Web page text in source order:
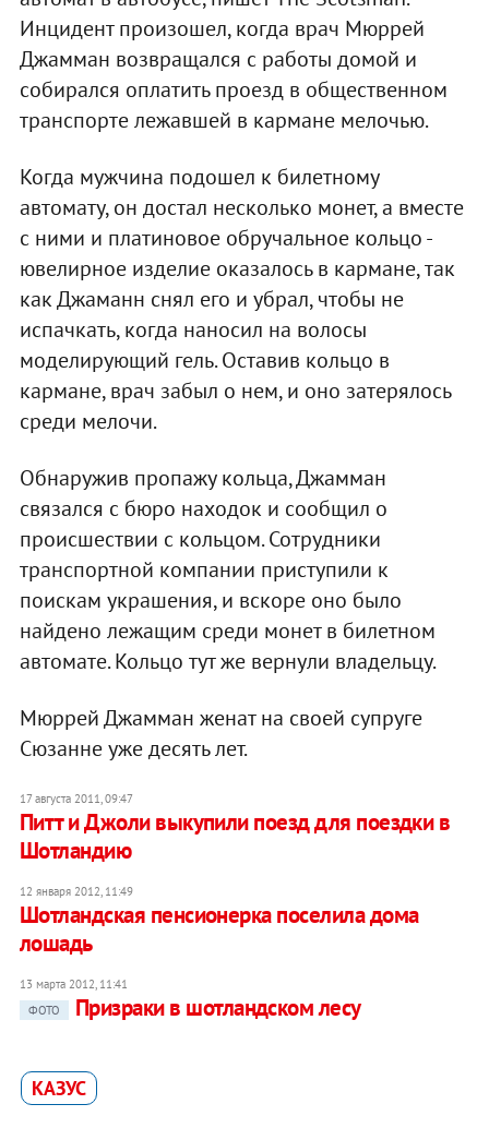
Инцидент произошел, когда врач Мюррей
Джамман возвращался с работы домой и
собирался оплатить проезд в общественном
транспорте лежавшей в кармане мелочью.
Когда мужчина подошел к билетному
автомату, он достал несколько монет, а вместе
с ними и платиновое обручальное кольцо -
ювелирное изделие оказалось в кармане, так
как Джаманн снял его и убрал, чтобы не
испачкать, когда наносил на волосы
моделирующий гель. Оставив кольцо в
кармане, врач забыл о нем, и оно затерялось
среди мелочи.
Обнаружив пропажу кольца, Джамман
связался с бюро находок и сообщил о
происшествии с кольцом. Сотрудники
транспортной компании приступили к
поискам украшения, и вскоре оно было
найдено лежащим среди монет в билетном
автомате. Кольцо тут же вернули владельцу.
Мюррей Джамман женат на своей супруге
Сюзанне уже десять лет.
17 августа 2011, 09:47
Питт и Джоли выкупили поезд для поездки в
Шотландию
12 января 2012, 11:49
Шотландская пенсионерка поселила дома
лошадь
13 марта 2012, 11:41
ФОТО
Призраки в шотландском лесу
КАЗУС